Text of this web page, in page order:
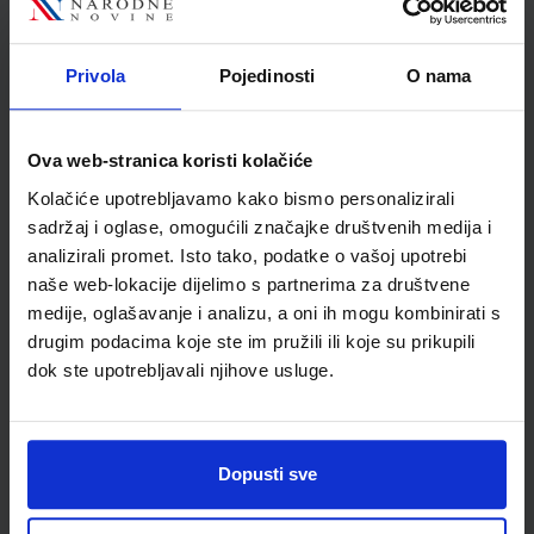
Privola Pojedinosti O nama
Ova web-stranica koristi kolačiće
Kolačiće upotrebljavamo kako bismo personalizirali
sadržaj i oglase, omogućili značajke društvenih medija i
analizirali promet. Isto tako, podatke o vašoj upotrebi
naše web-lokacije dijelimo s partnerima za društvene
medije, oglašavanje i analizu, a oni ih mogu kombinirati s
drugim podacima koje ste im pružili ili koje su prikupili
dok ste upotrebljavali njihove usluge.
Dopusti sve
dodatnim digitalnim sadržajima
Nakladnik:ŠKOLSKA KNJIGA d.d. Registarski broj ministarstva:7625
Udžbenik Omot
GEA 4; radna bilježnica za geografiju u osmom razredu OŠ s
dodatnim digitalnim sadržajima
Nakladnik:
ŠKOLSKA KNJIGA d.d.
Registarski broj ministarstva:
SKU: CIJENA: